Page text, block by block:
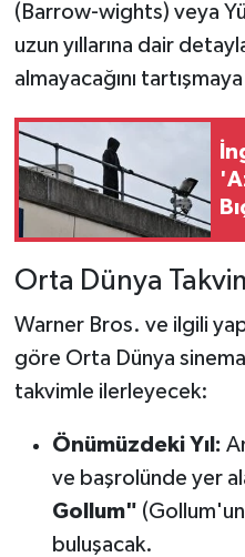
(Barrow-wights) veya
uzun yıllarına dair
almayacağını
Orta Dünya
Warner Bros. ve ilgili
göre Orta Dünya
takvimle ilerleyecek:
Önümüzdeki Yıl:
ve başrolünde yer
Gollum"
buluşacak.